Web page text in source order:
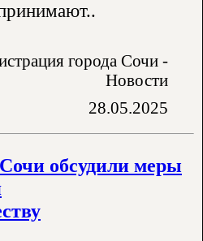
города Сочи -
Новости
28.05.2025
обсудили меры